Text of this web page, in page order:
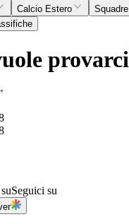
Calcio Estero Squadre
provarci
suSeguici su